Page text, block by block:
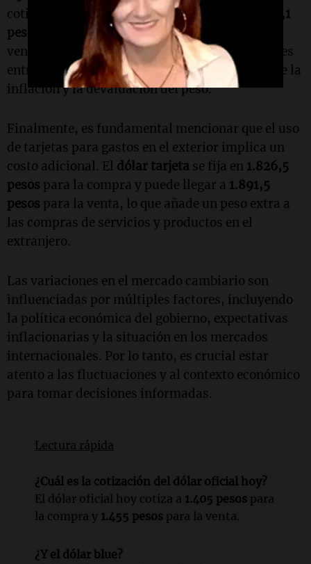
cotización del
dólar criptose encuentra a
1.500,1
pesos
para la compra y1.500,9 pesos
venta. Estas alternativas se han vuelto populares
entre los inversores que buscan resguardarse de la
inflación y la devaluación del peso.
Finalmente, es fundamental mencionar que el uso
de tarjetas para gastos en el exterior implica un
costo adicional. El dólar tarjeta se fija en 1.826,5
pesos para la compra y puede llegar a 1.891,5
pesos para la venta, lo que añade un peso extra a
las compras de servicios y productos en el
extranjero.
Las variaciones en el mercado cambiario son
influenciadas por múltiples factores, incluyendo
la política económica del gobierno, expectativas
inflacionarias y la situación en los mercados
internacionales. Por lo tanto, es crucial estar
atento a las fluctuaciones y al contexto económico
para tomar decisiones informadas.
Lectura rápida
¿Cuál es la cotización del dólar oficial hoy?
El dólar oficial hoy cotiza a 1.405 pesos para
la compra y 1.455 pesos para la venta.
¿Y el dólar blue?